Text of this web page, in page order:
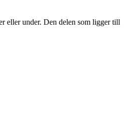
eller under. Den delen som ligger till